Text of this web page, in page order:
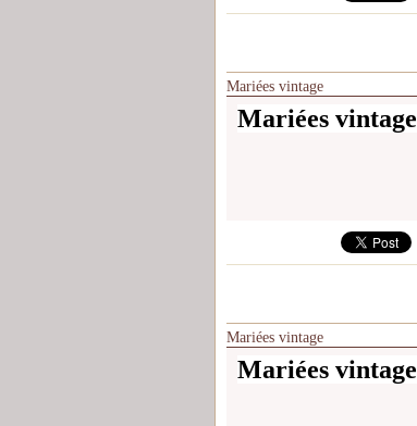
Mariées vintage
Mariées vintage
Mariées vintage
Mariées vintage